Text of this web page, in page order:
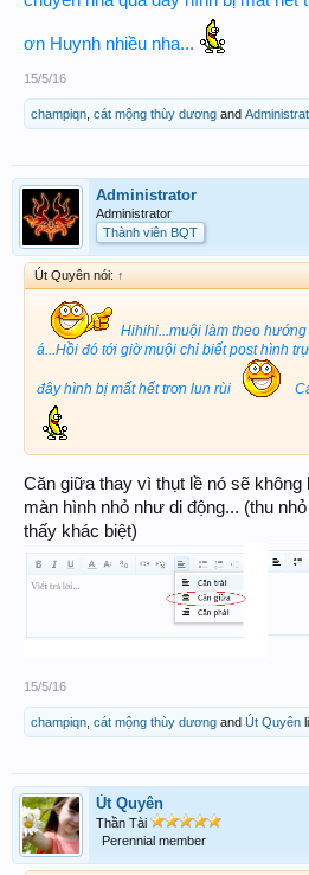
ơn Huynh nhiều nha...
15/5/16
champiqn cát mộng thùy dương and
Administrator
Administrator
Thành viên BQT
Út Quyên nói: ↑
Hihihi...muội làm theo
á...Hồi đó tới giờ muội chỉ biết post hình
đây hình bị mất hết trơn lun rùi
Căn giữa thay vì thụt lề nó sẽ
màn hình nhỏ như di động... (thu
thấy khác biệt)
15/5/16
champiqn cát mộng thùy dương and Út Quyên
Út Quyên
Thần Tài
Perennial member